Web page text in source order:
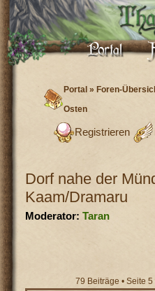
Portal »Foren-
Osten
Registrieren
Dorf nahe der
Kaam/Dramaru
Moderator: Taran
79 Beiträge • Seite 5